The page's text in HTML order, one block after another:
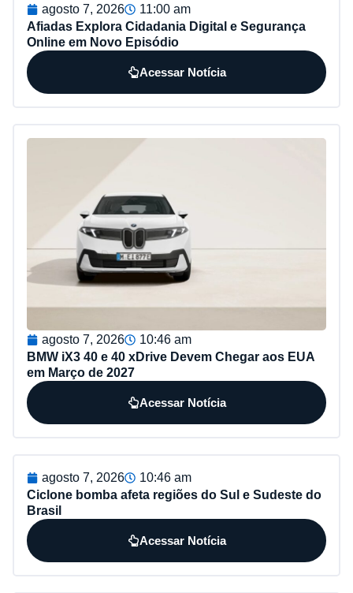
agosto 7, 2026
11:00 am
Afiadas Explora Cidadania Digital e Segurança
Online em Novo Episódio
Acessar Notícia
agosto 7, 2026
10:46 am
BMW iX3 40 e 40 xDrive Devem Chegar aos EUA
em Março de 2027
Acessar Notícia
agosto 7, 2026
10:46 am
Ciclone bomba afeta regiões do Sul e Sudeste do
Brasil
Acessar Notícia